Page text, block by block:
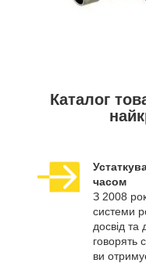
Каталог
часом
З 2008
системи
досвід та
говорять
ви